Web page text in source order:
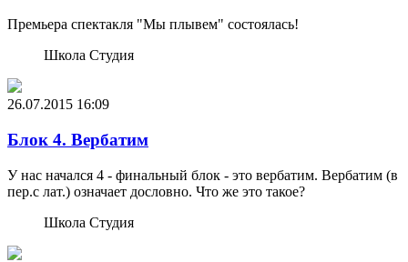
Премьера спектакля "Мы плывем" состоялась!
Школа Студия
26.07.2015 16:09
Блок 4. Вербатим
У нас начался 4 - финальный блок - это вербатим. Вербатим (в
пер.с лат.) означает дословно. Что же это такое?
Школа Студия